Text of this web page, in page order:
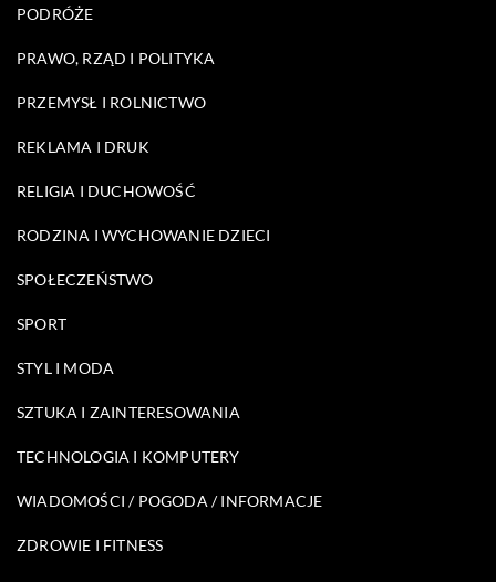
PODRÓŻE
PRAWO, RZĄD I POLITYKA
PRZEMYSŁ I ROLNICTWO
REKLAMA I DRUK
RELIGIA I DUCHOWOŚĆ
RODZINA I WYCHOWANIE DZIECI
SPOŁECZEŃSTWO
SPORT
STYL I MODA
SZTUKA I ZAINTERESOWANIA
TECHNOLOGIA I KOMPUTERY
WIADOMOŚCI / POGODA / INFORMACJE
ZDROWIE I FITNESS